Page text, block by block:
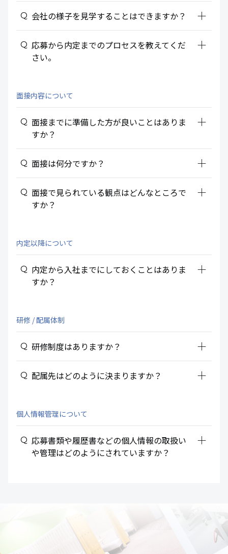
会社の様子を見学することはできますか？ add_2
応募から内定までのプロセスを教えてくだ
さい。
add_2
面接内容について
面接までに準備した方が良いことはありま
すか？
add_2
面接は何分ですか？ add_2
面接で見られている観点はどんなところで
すか？
add_2
内定以降について
内定から入社までにしておくことはありま
すか？
add_2
研修 / 配属体制
研修制度はありますか？ add_2
配属先はどのように決まりますか？ add_2
個人情報管理について
応募書類や履歴書などの個人情報の取扱い
や管理はどのようにされていますか？
add_2